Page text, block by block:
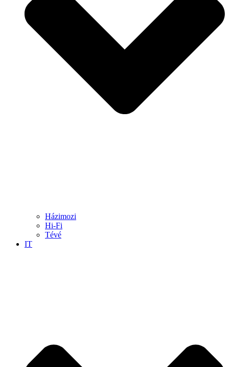
Házimozi
Hi-Fi
Tévé
IT